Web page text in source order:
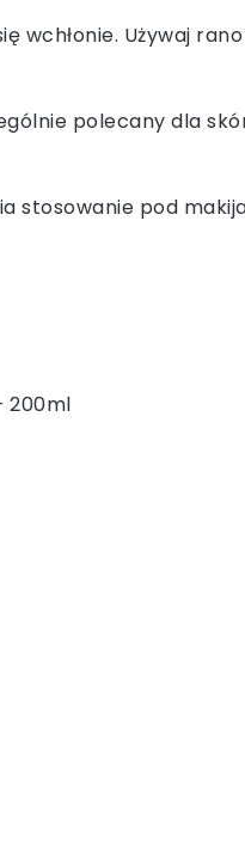
wchłonie. Używaj
polecany dla
stosowanie pod
200ml